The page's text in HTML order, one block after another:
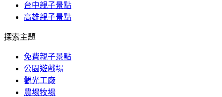
台中親子景點
高雄親子景點
探索主題
免費親子景點
公園遊戲場
觀光工廠
農場牧場